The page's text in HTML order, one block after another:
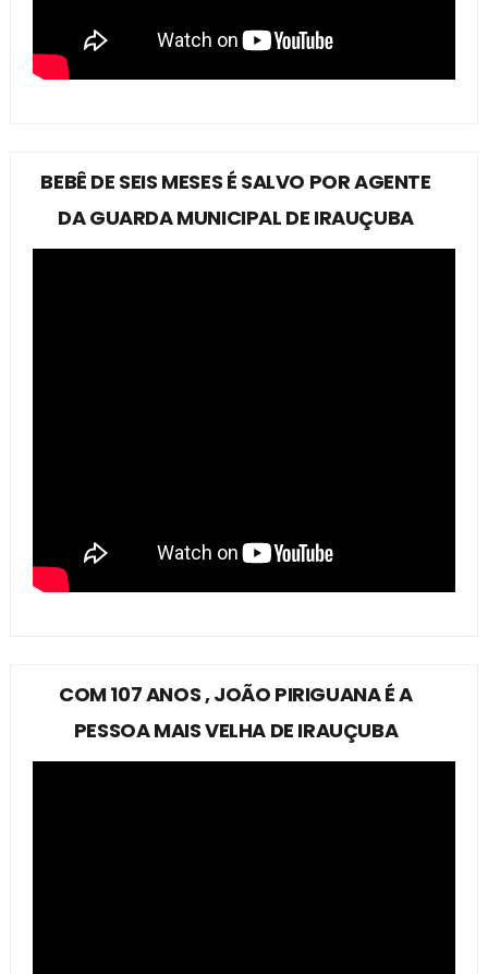
BEBÊ DE SEIS MESES É SALVO POR AGENTE
DA GUARDA MUNICIPAL DE IRAUÇUBA
COM 107 ANOS , JOÃO PIRIGUANA É A
PESSOA MAIS VELHA DE IRAUÇUBA